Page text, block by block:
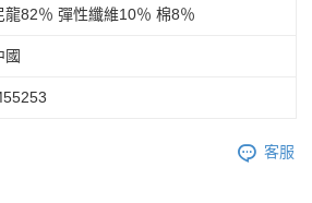
龍82％ 彈性纖維10％ 棉8％
國
客服